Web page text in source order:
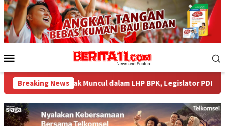
Loncat
ke
konten
Mobile
Breaking News
Miliar tak Muncul dalam LHP BPK, Legislator PDI